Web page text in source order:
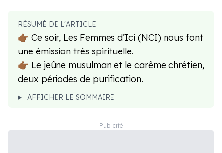
RÉSUMÉ DE L'ARTICLE
👉🏾 Ce soir, Les Femmes d’Ici (NCI) nous font
une émission très spirituelle.
👉🏾 Le jeûne musulman et le carême chrétien,
deux périodes de purification.
AFFICHER LE SOMMAIRE